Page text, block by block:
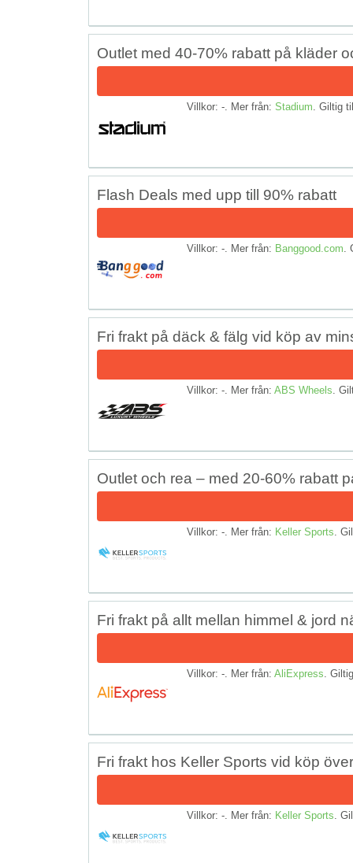
Outlet med 40-70% rabatt på kläder
Villkor: -. Mer från: Stadium . Giltig
Flash Deals med upp till 90% rabatt
Villkor: -. Mer från: Banggood.com
Fri frakt på däck & fälg vid köp av
Villkor: -. Mer från: ABS Wheels .
Outlet och rea – med 20-60% rabatt
Villkor: -. Mer från: Keller Sports .
Fri frakt på allt mellan himmel & jord
Villkor: -. Mer från: AliExpress .
Fri frakt hos Keller Sports vid köp
Villkor: -. Mer från: Keller Sports .